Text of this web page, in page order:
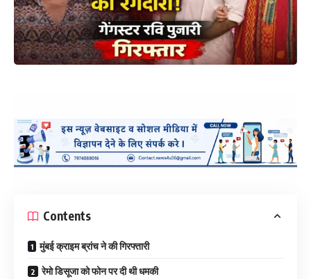
Contents
मुंबई क्राइम ब्रांच ने की गिरफ्तारी
रेमो डिसूजा को फोन पर दी थी धमकी